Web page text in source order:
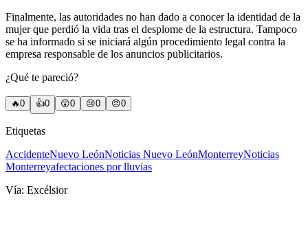
Finalmente, las autoridades no han dado a conocer la identidad de la
mujer que perdió la vida tras el desplome de la estructura. Tampoco
se ha informado si se iniciará algún procedimiento legal contra la
empresa responsable de los anuncios publicitarios.
¿Qué te pareció?
🔥0 👍0 😲0 😢0 😠0
Etiquetas
AccidenteNuevo LeónNoticias Nuevo LeónMonterreyNoticias
Monterreyafectaciones por lluvias
Vía: Excélsior